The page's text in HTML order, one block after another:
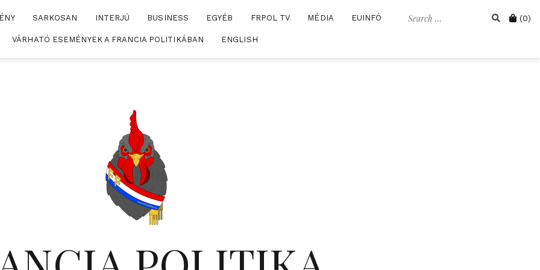
Search Cart
(0)
SARKOSAN INTERJÚ BUSINESS EGYÉB FRPOL TV MÉDIA EUINFÓ
VÁRHATÓ ESEMÉNYEK A FRANCIA POLITIKÁBAN ENGLISH